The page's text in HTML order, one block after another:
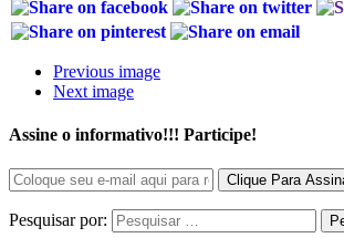
Previous image
Next image
Assine o informativo!!! Participe!
Pesquisar por: